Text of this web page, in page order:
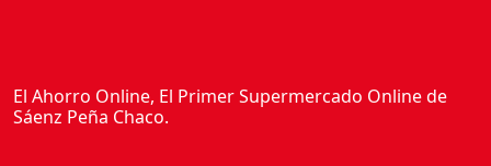
El Ahorro Online, El Primer Supermercado Online de
Sáenz Peña Chaco.